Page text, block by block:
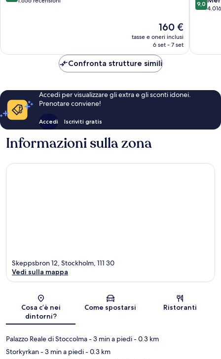
Il
prezzo
attuale
160 €
160 €
tasse e oneri inclusi
6 set - 7 set
su
9,0
Confronta strutture simili
Accedi per visualizzare gli extra e gli sconti idonei.
Prenotare conviene!
Accedi Iscriviti gratis
Informazioni sulla zona
Mappa
Skeppsbron 12, Stockholm, 111 30
Vedi sulla mappa
Cosa c’è nei
dintorni?
Come spostarsi Ristoranti
Palazzo Reale di Stoccolma- 3 min a piedi- 0.3 km
Storkyrkan- 3 min a piedi- 0.3 km